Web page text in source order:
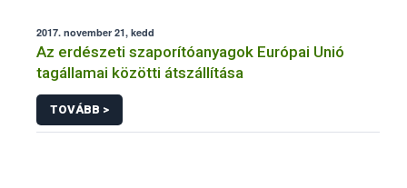
2017. november 21, kedd
Az erdészeti szaporítóanyagok Európai Unió
tagállamai közötti átszállítása
TOVÁBB >